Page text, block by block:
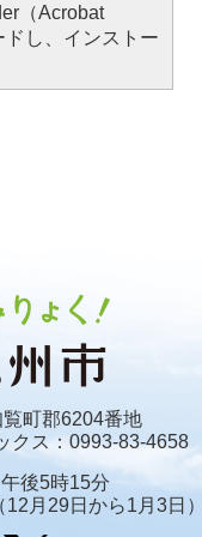
（Acrobat
し、インストー
町郡6204番地
クス：0993-83-4658
後5時15分
12月29日から1月3日